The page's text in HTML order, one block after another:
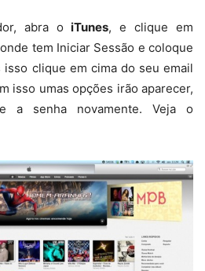
abra oiTunes, e clique em
tem Iniciar Sessão e coloque
clique em cima do seu email
isso umas opções irão aparecer,
a senha novamente. Veja o